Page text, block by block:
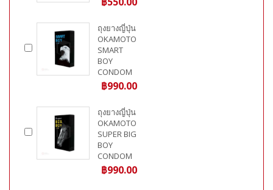
ถุงยางญี่ปุ่น
OKAMOTO
SMART
BOY
CONDOM
฿990.00
ถุงยางญี่ปุ่น
OKAMOTO
SUPER BIG
BOY
CONDOM
฿990.00